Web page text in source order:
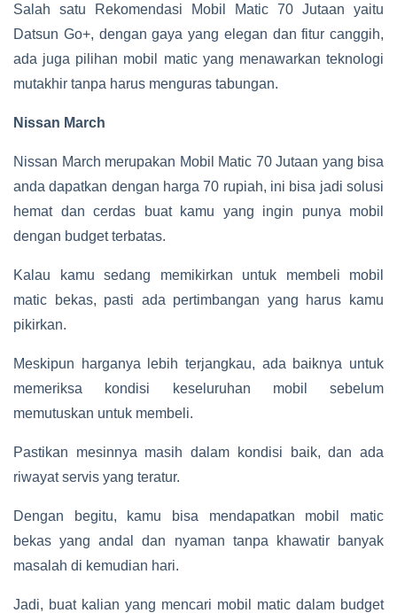
Salah satu Rekomendasi Mobil Matic 70 Jutaan yaitu
Datsun Go+, dengan gaya yang elegan dan fitur canggih,
ada juga pilihan mobil matic yang menawarkan teknologi
mutakhir tanpa harus menguras tabungan.
Nissan March
Nissan March merupakan Mobil Matic 70 Jutaan yang bisa
anda dapatkan dengan harga 70 rupiah, ini bisa jadi solusi
hemat dan cerdas buat kamu yang ingin punya mobil
dengan budget terbatas.
Kalau kamu sedang memikirkan untuk membeli mobil
matic bekas, pasti ada pertimbangan yang harus kamu
pikirkan.
Meskipun harganya lebih terjangkau, ada baiknya untuk
memeriksa kondisi keseluruhan mobil sebelum
memutuskan untuk membeli.
Pastikan mesinnya masih dalam kondisi baik, dan ada
riwayat servis yang teratur.
Dengan begitu, kamu bisa mendapatkan mobil matic
bekas yang andal dan nyaman tanpa khawatir banyak
masalah di kemudian hari.
Jadi, buat kalian yang mencari mobil matic dalam budget